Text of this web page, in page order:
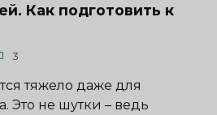
Как подготовить к
3
тяжело даже для
Это не шутки – ведь